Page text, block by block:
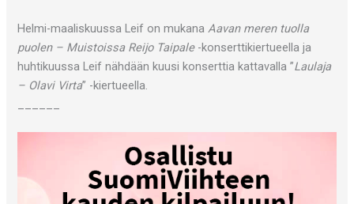
Helmi-maaliskuussa Leif on mukana Aavan meren tuolla
puolen – Muistoissa Reijo Taipale-konserttikiertueella ja
huhtikuussa Leif nähdään kuusi konserttia kattavalla ”Laulaja
– Olavi Virta” -kiertueella.